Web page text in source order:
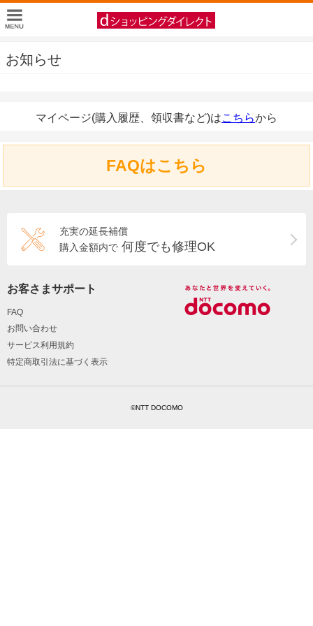
お知らせ
マイページ(購入履歴、領収書など)はこちらから
FAQはこちら
充実の延長補償
購入金額内で 何度でも修理OK
お客さまサポート
FAQ
お問い合わせ
サービス利用規約
特定商取引法に基づく表示
©NTT DOCOMO